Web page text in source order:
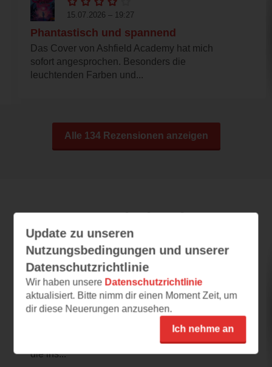
15.07.2026 – 19:27
Phantastisch und spannend
Das Cover von Ashfield Academy hat mich
sofort angesprochen. Besonders die
leuchtenden Farben und...
Alle 134 Rezensionen anzeigen
Leseeindrücke
The Poison Daughter
24.07.2026 – 20:55
Düster und spannend
Schon das Cover in seiner monochromen
Gestaltung vermittelt eine Art von Düsternis,
die ins...
Update zu unseren
Nutzungsbedingungen und unserer
Datenschutzrichtlinie
Wir haben unsere Datenschutzrichtlinie
aktualisiert. Bitte nimm dir einen Moment Zeit, um
dir diese Neuerungen anzusehen.
Ich nehme an